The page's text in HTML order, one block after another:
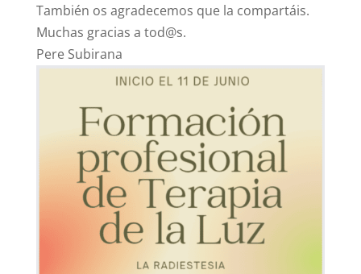
También os agradecemos que la compartáis.
Muchas gracias a tod@s.
Pere Subirana